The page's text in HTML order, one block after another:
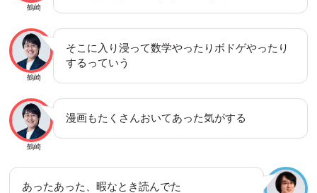
鶴崎
鶴崎
そこに入り浸って数学やったりボドゲやったり
するっていう
鶴崎
漫画もたくさんおいてあった気がする
あったあった、暇なとき読んでた